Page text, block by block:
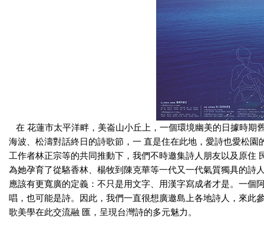
在 花蓮市太平洋畔，美崙山小丘上，一個環境幽美的日據時期
海波、松濤對話終日的詩歌節，一 直是住在此地，愛詩也愛松
工作者林正宗等的共同推動下，我們不時邀集詩人朋友以及原
為她孕育了從駱香林、楊牧到陳克華等一代又一代氣質獨具的
應該有更寬廣的定義：不只是用文字、用漢字寫成者才是。一
唱，也可能是詩。因此，我們一直很想廣邀島上各地詩人，來
歌美學在此交流融 匯，呈現台灣詩的多元魅力。